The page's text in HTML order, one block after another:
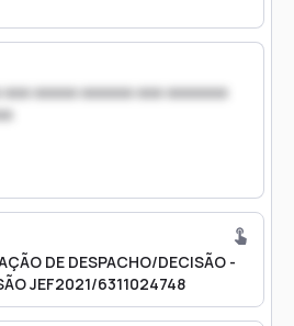
xxxxx xxxxxx xxx xxxxxxx
DE DESPACHO/DECISÃO -
JEF2021/6311024748